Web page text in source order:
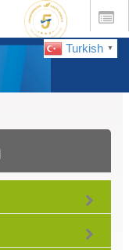
Toggle
global
Turkish ▼